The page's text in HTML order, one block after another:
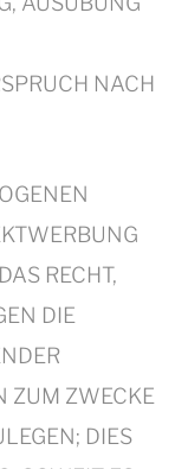
NACH
RECHT,
DIE
ZUM ZWECKE
DIES